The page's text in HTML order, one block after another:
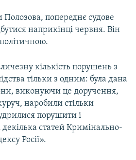
попереднє судове
наприкінці червня. Він
кількість порушень з
тільки з одним: була дана
виконуючи це доручення,
наробили стільки
порушити і
декілька статей Кримінально-
Росії».